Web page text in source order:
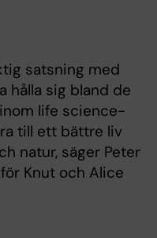
satsning med
hålla sig bland de
life science-
till ett bättre liv
natur, säger Peter
Knut och Alice